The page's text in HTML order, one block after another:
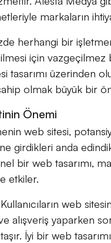
markaların
herhangi bir
için vazgeçilmez
tasarımı üzerinden
olmak büyük bir
Önemi
web sitesi,
girdikleri anda
bir web tasarımı,
etkiler.
Kullanıcıların web
alışveriş yaparken
İyi bir web